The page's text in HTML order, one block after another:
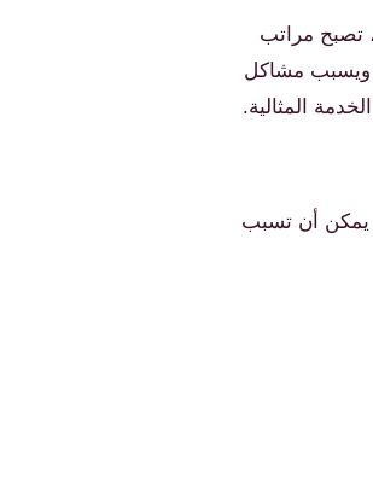
تصبح مراتب
ويسبب مشاكل
المثالية.
يمكن أن تسبب